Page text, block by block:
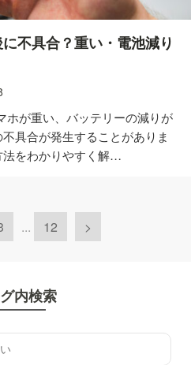
不具合？重い・電池減り
ホが重い、バッテリーの減りが
具合が発生することがありま
法をわかりやすく解…
... 12 >
内検索